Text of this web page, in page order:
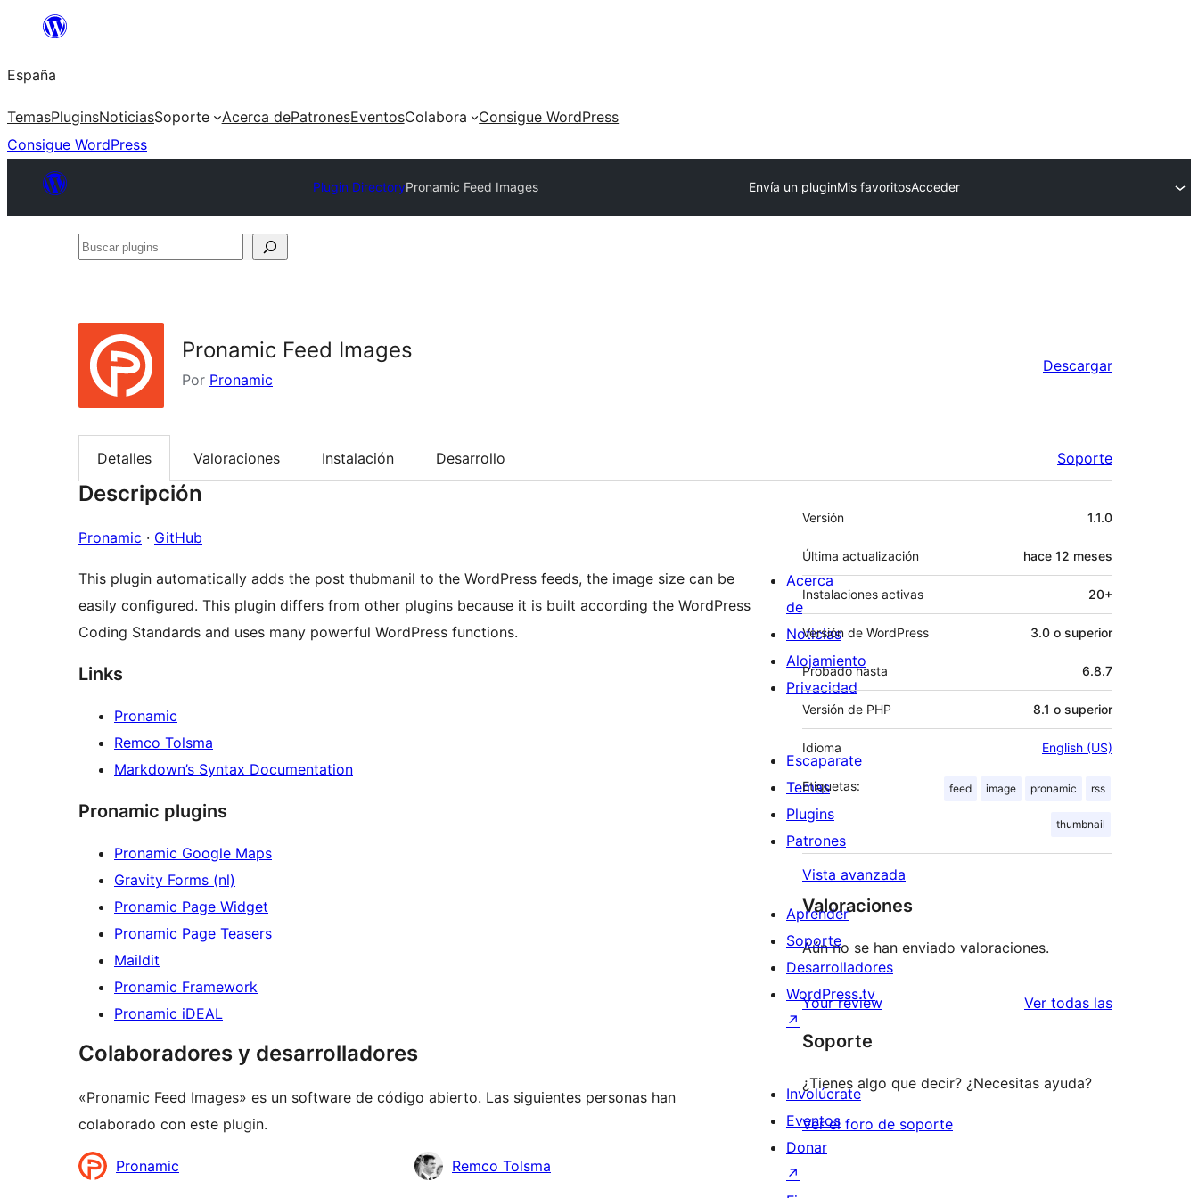
Saltar
contenido
España
TemasPluginsNoticiasSoporte Acerca dePatronesEventosColabora
Consigue WordPress
Consigue WordPress
Plugin DirectoryPronamic Feed Images Envía un pluginMis favoritosAcceder
Buscar
Pronamic Feed Images
Por Pronamic
Descargar
Detalles Valoraciones Instalación Desarrollo Soporte
Descripción
Pronamic · GitHub
This plugin automatically adds the post thubmanil to the WordPress feeds, the image size can be
easily configured. This plugin differs from other plugins because it is built according the WordPress
Coding Standards and uses many powerful WordPress functions.
Links
Pronamic
Remco Tolsma
Markdown’s Syntax Documentation
Pronamic plugins
Pronamic Google Maps
Gravity Forms (nl)
Pronamic Page Widget
Pronamic Page Teasers
Maildit
Pronamic Framework
Pronamic iDEAL
Colaboradores y desarrolladores
«Pronamic Feed Images» es un software de código abierto. Las siguientes personas han
colaborado con este plugin.
Colaboradores
Pronamic Remco Tolsma
Meta
Versión 1.1.0
Última actualización hace 12 meses
Instalaciones activas 20+
Versión de WordPress 3.0 o superior
Probado hasta 6.8.7
Versión de PHP 8.1 o superior
Idioma English (US)
Etiquetas: feed image pronamic rss
thumbnail
Vista avanzada
Valoraciones
Aún no se han enviado valoraciones.
Your review Ver todas lasvaloraciones
Soporte
¿Tienes algo que decir? ¿Necesitas ayuda?
Ver el foro de soporte
Acerca
de
Noticias
Alojamiento
Privacidad
Escaparate
Temas
Plugins
Patrones
Aprender
Soporte
Desarrolladores
WordPress.tv
↗
Involúcrate
Eventos
Donar
↗